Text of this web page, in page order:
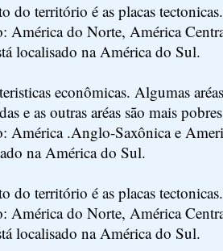
do território é as placas
América do Norte, América
localisado na América do Sul.
econômicas. Algumas
e as outras aréas são mais
América .Anglo-Saxônica e
na América do Sul.
do território é as placas
América do Norte, América
localisado na América do Sul.